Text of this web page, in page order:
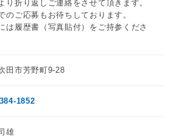
り折り返しご連絡をさせて頂きます。
のご応募もお待ちしております。
は履歴書（写真貼付）をご持参くださ
田市芳野町9-28
1852
雄